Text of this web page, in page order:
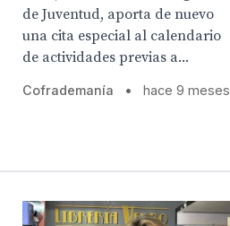
de Juventud, aporta de nuevo
una cita especial al calendario
de actividades previas a...
Cofrademanía • hace 9 meses